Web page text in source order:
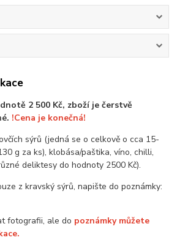
2 500 Kč, zboží je čerstvě
!Cena je konečná!
sýrů (jedná se o celkově o cca 15-
g za ks), klobása/paštika, víno, chilli,
deliktesy do hodnoty 2500 Kč).
z kravský sýrů, napište do poznámky:
fotografii, ale do poznámky můžete